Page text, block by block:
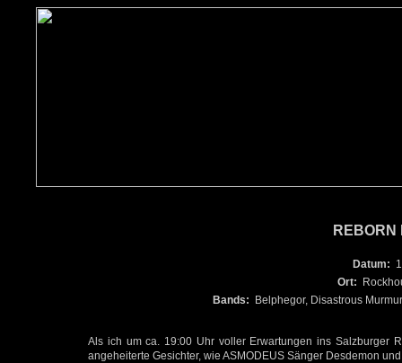
REBORN
Datum:
Ort:
Bands:
Belphegor, Disastrous
Als ich um ca. 19:00 Uhr voller Erwartungen ins Salzburger
angeheiterte Gesichter, wie ASMODEUS Sänger Desdemon